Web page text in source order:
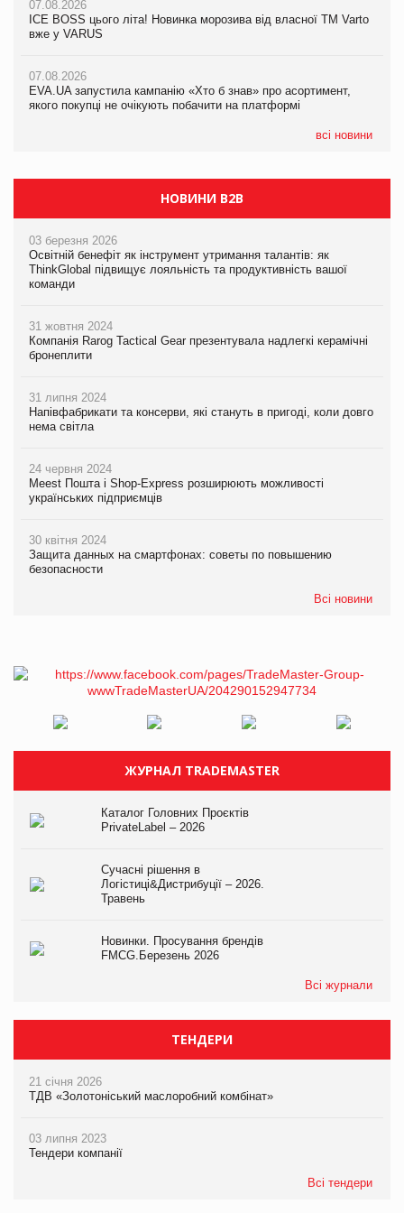
07.08.2026
ICE BOSS цього літа! Новинка морозива від власної ТМ Varto
вже у VARUS
07.08.2026
EVA.UA запустила кампанію «Хто б знав» про асортимент,
якого покупці не очікують побачити на платформі
всі новини
07.08.2026
ICE BOSS цього літа! Новинка морозива від власної ТМ Varto
вже у VARUS
07.08.2026
EVA.UA запустила кампанію «Хто б знав» про асортимент,
якого покупці не очікують побачити на платформі
Продажі Hugo Boss впали на 9%
НОВИНИ B2B
03 березня 2026
Освітній бенефіт як інструмент утримання талантів: як
ThinkGlobal підвищує лояльність та продуктивність вашої
команди
31 жовтня 2024
Компанія Rarog Tactical Gear презентувала надлегкі керамічні
бронеплити
31 липня 2024
Напівфабрикати та консерви, які стануть в пригоді, коли довго
нема світла
24 червня 2024
Meest Пошта і Shop-Express розширюють можливості
українських підприємців
30 квітня 2024
Защита данных на смартфонах: советы по повышению
безопасности
Всі новини
ЖУРНАЛ TRADEMASTER
Каталог Головних Проєктів
PrivateLabel – 2026
Сучасні рішення в
Логістиці&Дистрибуції – 2026.
Травень
Новинки. Просування брендів
FMCG.Березень 2026
Всі журнали
ТЕНДЕРИ
21 січня 2026
ТДВ «Золотоніський маслоробний комбінат»
03 липня 2023
Тендери компанії
Всі тендери